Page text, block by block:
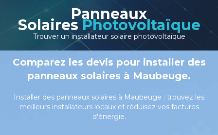
Panneaux
Solaires Photovoltaïque
Trouver un installateur solaire photovoltaïque
Comparez les devis pour installer des
panneaux solaires à Maubeuge.
Installer des panneaux solaires à Maubeuge : trouvez les
meilleurs installateurs locaux et réduisez vos factures
d'énergie.